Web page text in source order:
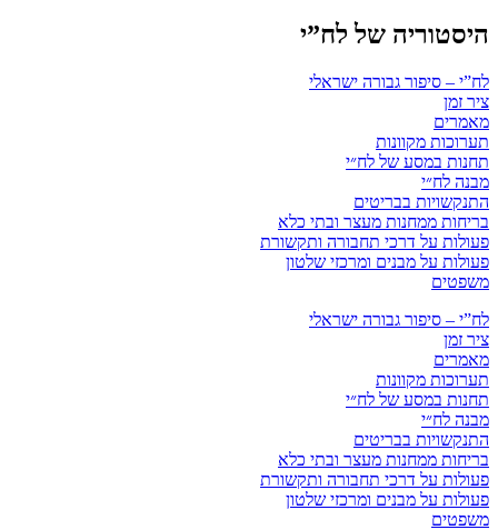
היסטוריה של לח”י
לח”י – סיפור גבורה ישראלי
ציר זמן
מאמרים
תערוכות מקוונות
תחנות במסע של לח״י
מבנה לח״י
התנקשויות בבריטים
בריחות ממחנות מעצר ובתי כלא
פעולות על דרכי תחבורה ותקשורת
פעולות על מבנים ומרכזי שלטון
משפטים
לח”י – סיפור גבורה ישראלי
ציר זמן
מאמרים
תערוכות מקוונות
תחנות במסע של לח״י
מבנה לח״י
התנקשויות בבריטים
בריחות ממחנות מעצר ובתי כלא
פעולות על דרכי תחבורה ותקשורת
פעולות על מבנים ומרכזי שלטון
משפטים